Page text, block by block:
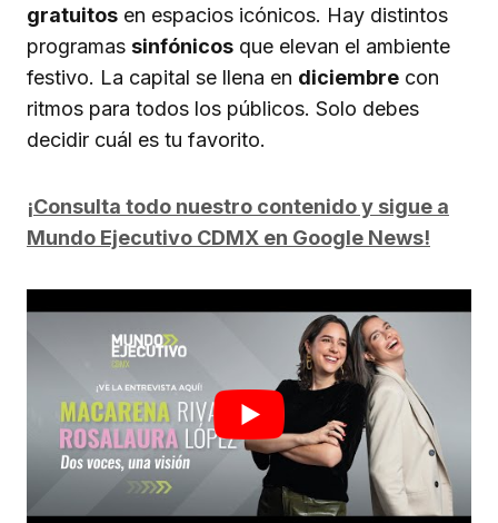
gratuitos en espacios icónicos. Hay distintos
programas sinfónicos que elevan el ambiente
festivo. La capital se llena en diciembre con
ritmos para todos los públicos. Solo debes
decidir cuál es tu favorito.
¡Consulta todo nuestro contenido y sigue a
Mundo Ejecutivo CDMX en Google News!